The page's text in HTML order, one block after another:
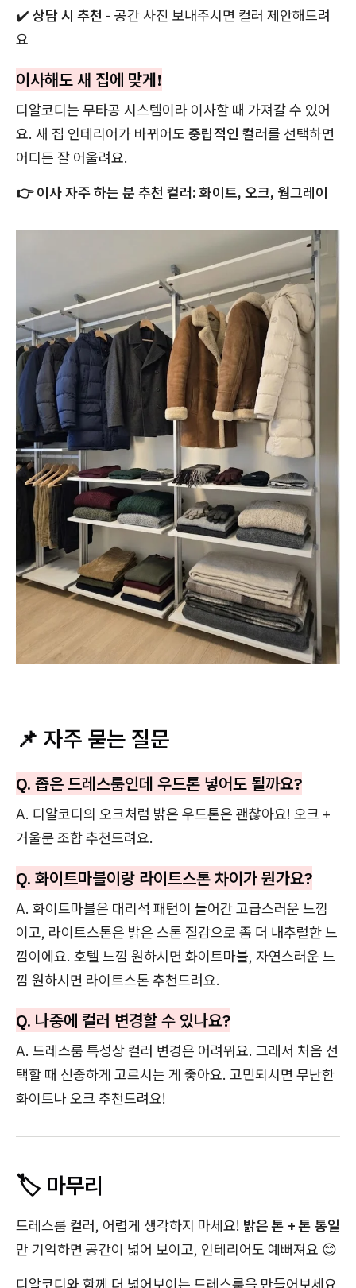
✔️ 상담 시 추천 - 공간 사진 보내주시면 컬러 제안해드려
요
이사해도 새 집에 맞게!
디알코디는 무타공 시스템이라 이사할 때 가져갈 수 있어
요. 새 집 인테리어가 바뀌어도 중립적인 컬러를 선택하면
어디든 잘 어울려요.
👉 이사 자주 하는 분 추천 컬러: 화이트, 오크, 웜그레이
📌 자주 묻는 질문
Q. 좁은 드레스룸인데 우드톤 넣어도 될까요?
A. 디알코디의 오크처럼 밝은 우드톤은 괜찮아요! 오크 +
거울문 조합 추천드려요.
Q. 화이트마블이랑 라이트스톤 차이가 뭔가요?
A. 화이트마블은 대리석 패턴이 들어간 고급스러운 느낌
이고, 라이트스톤은 밝은 스톤 질감으로 좀 더 내추럴한 느
낌이에요. 호텔 느낌 원하시면 화이트마블, 자연스러운 느
낌 원하시면 라이트스톤 추천드려요.
Q. 나중에 컬러 변경할 수 있나요?
A. 드레스룸 특성상 컬러 변경은 어려워요. 그래서 처음 선
택할 때 신중하게 고르시는 게 좋아요. 고민되시면 무난한
화이트나 오크 추천드려요!
🏷️ 마무리
드레스룸 컬러, 어렵게 생각하지 마세요! 밝은 톤 + 톤 통일
만 기억하면 공간이 넓어 보이고, 인테리어도 예뻐져요 😊